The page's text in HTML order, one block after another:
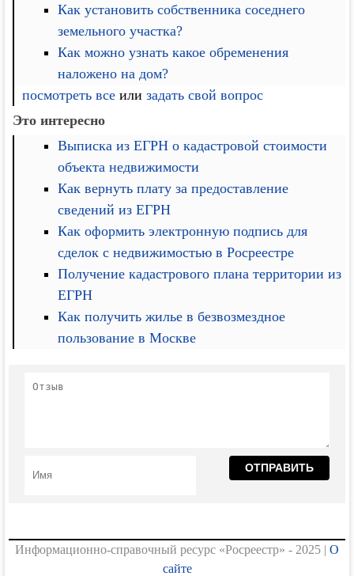
Как установить собственника соседнего
земельного участка?
Как можно узнать какое обременения
наложено на дом?
посмотреть все илизадать свой вопрос
Это интересно
Выписка из ЕГРН о кадастровой стоимости
объекта недвижимости
Как вернуть плату за предоставление
сведений из ЕГРН
Как оформить электронную подпись для
сделок с недвижимостью в Росреестре
Получение кадастрового плана территории из
ЕГРН
Как получить жилье в безвозмездное
пользование в Москве
Информационно-справочный ресурс «Росреестр» - 2025 | О
сайте